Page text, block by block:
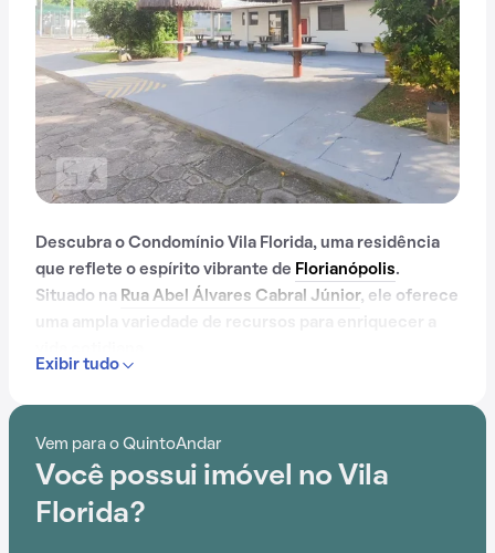
Descubra o Condomínio Vila Florida, uma residência
que reflete o espírito vibrante de Florianópolis.
Situado na Rua Abel Álvares Cabral Júnior, ele oferece
Com portaria 24 horas, quadra esportiva, salão de
espaço gourmet na área comum, o Condomínio Vila
Florida é ideal para quem busca conforto e
entretenimento.
Exibir tudo
Vem para o QuintoAndar
Você possui imóvel no Vila
Florida?